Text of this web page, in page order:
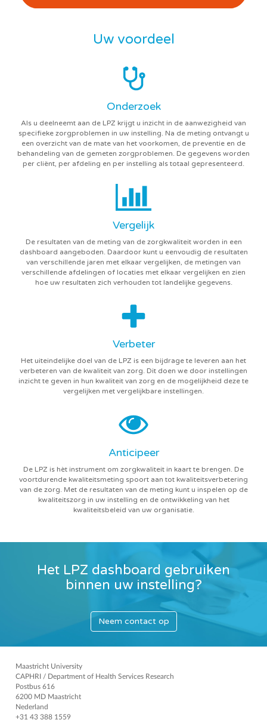
Uw voordeel
Onderzoek
Als u deelneemt aan de LPZ krijgt u inzicht in de aanwezigheid van
specifieke zorgproblemen in uw instelling. Na de meting ontvangt u
een overzicht van de mate van het voorkomen, de preventie en de
behandeling van de gemeten zorgproblemen. De gegevens worden
per cliënt, per afdeling en per instelling als totaal gepresenteerd.
Vergelijk
De resultaten van de meting van de zorgkwaliteit worden in een
dashboard aangeboden. Daardoor kunt u eenvoudig de resultaten
van verschillende jaren met elkaar vergelijken, de metingen van
verschillende afdelingen of locaties met elkaar vergelijken en zien
hoe uw resultaten zich verhouden tot landelijke gegevens.
Verbeter
Het uiteindelijke doel van de LPZ is een bijdrage te leveren aan het
verbeteren van de kwaliteit van zorg. Dit doen we door instellingen
inzicht te geven in hun kwaliteit van zorg en de mogelijkheid deze te
vergelijken met vergelijkbare instellingen.
Anticipeer
De LPZ is hèt instrument om zorgkwaliteit in kaart te brengen. De
voortdurende kwaliteitsmeting spoort aan tot kwaliteitsverbetering
van de zorg. Met de resultaten van de meting kunt u inspelen op de
kwaliteitszorg in uw instelling en de ontwikkeling van het
kwaliteitsbeleid van uw organisatie.
Het LPZ dashboard gebruiken
binnen uw instelling?
Neem contact op
Maastricht University
CAPHRI / Department of Health Services Research
Postbus 616
6200 MD Maastricht
Nederland
+31 43 388 1559